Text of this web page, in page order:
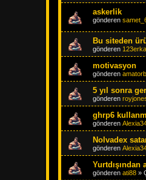
askerlik
gönderen
Bu siteden
gönderen
motivasyon
gönderen
5 yıl sonra
gönderen
ghrp6
gönderen
Nolvadex
gönderen
Yurtdışından
gönderen ati88 »